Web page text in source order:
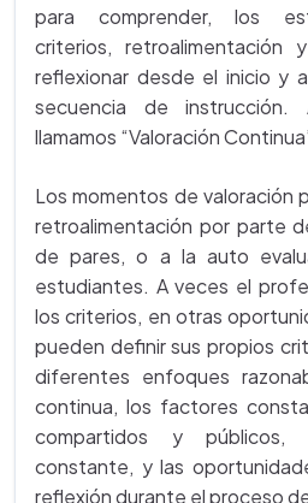
para comprender, los
criterios, retroalimentación
reflexionar desde el inicio y
secuencia de
llamamos “Valoración
Los momentos de valoración
retroalimentación por parte
de pares, o a la auto
estudiantes. A veces el
los criterios, en otras
pueden definir sus propios
diferentes enfoques
continua, los factores
compartidos y públicos,
constante, y las
reflexión durante el proceso